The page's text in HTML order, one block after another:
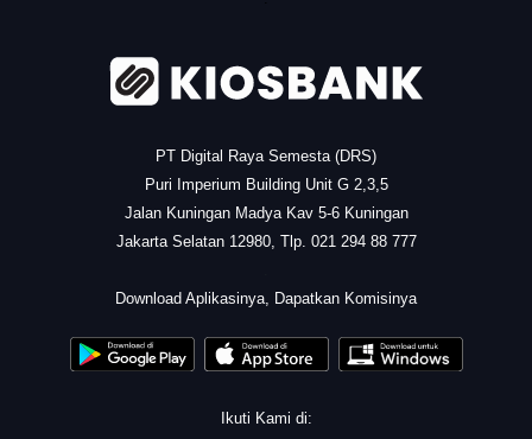
PT Digital Raya Semesta (DRS)
Puri Imperium Building Unit G 2,3,5
Jalan Kuningan Madya Kav 5-6 Kuningan
Jakarta Selatan 12980, Tlp. 021 294 88 777
Download Aplikasinya, Dapatkan Komisinya
Ikuti Kami di: